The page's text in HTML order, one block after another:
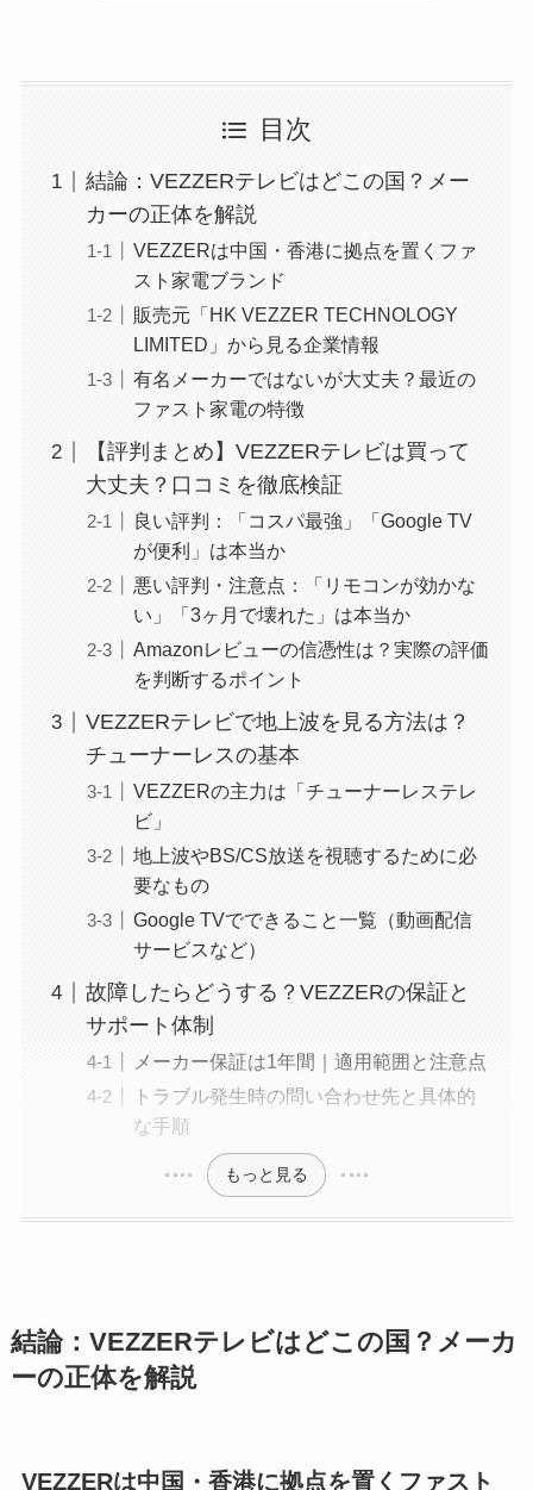
目次
結論：VEZZERテレビはどこの国？メー
カーの正体を解説
VEZZERは中国・香港に拠点を置くファ
スト家電ブランド
販売元「HK VEZZER TECHNOLOGY
LIMITED」から見る企業情報
有名メーカーではないが大丈夫？最近の
ファスト家電の特徴
【評判まとめ】VEZZERテレビは買って
大丈夫？口コミを徹底検証
良い評判：「コスパ最強」「Google TV
が便利」は本当か
悪い評判・注意点：「リモコンが効かな
い」「3ヶ月で壊れた」は本当か
Amazonレビューの信憑性は？実際の評価
を判断するポイント
VEZZERテレビで地上波を見る方法は？
チューナーレスの基本
VEZZERの主力は「チューナーレステレ
ビ」
地上波やBS/CS放送を視聴するために必
要なもの
Google TVでできること一覧（動画配信
サービスなど）
故障したらどうする？VEZZERの保証と
サポート体制
メーカー保証は1年間｜適用範囲と注意点
トラブル発生時の問い合わせ先と具体的
な手順
もっと見る
結論：VEZZERテレビはどこの国？メーカ
ーの正体を解説
VEZZERは中国・香港に拠点を置くファスト